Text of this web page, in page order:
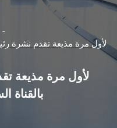
لأول مرة مذيعة تقدم نشرة
لأول مرة مذيعة
بالقناة